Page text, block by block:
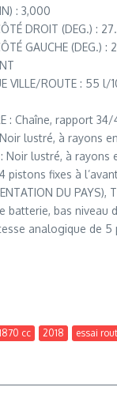
: 3,000
DROIT (DEG.) :
GAUCHE (DEG.) :
VILLE/ROUTE : 55 l/
: Chaîne, rapport 34/
Noir lustré, à rayons
: Noir lustré, à
: 4 pistons fixes à
DU
batterie, bas niveau
analogique
cc 2018 essai